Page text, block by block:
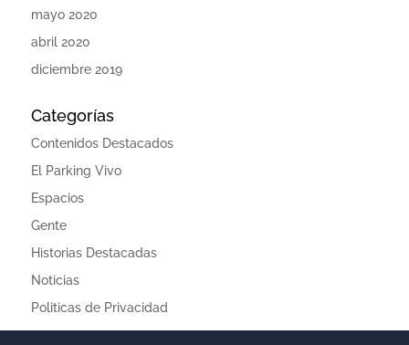
mayo 2020
abril 2020
diciembre 2019
Categorías
Contenidos Destacados
El Parking Vivo
Espacios
Gente
Historias Destacadas
Noticias
Politicas de Privacidad